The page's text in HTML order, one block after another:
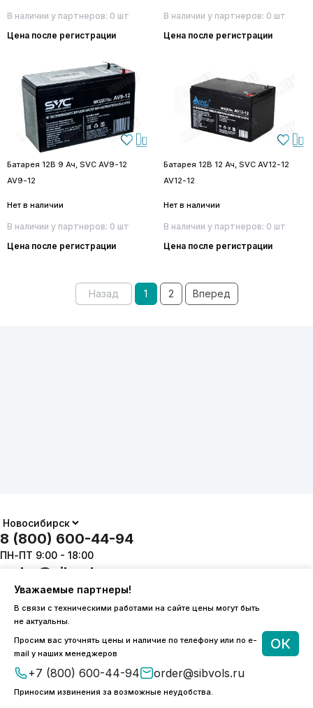
В наличии у партнеров: 0 шт
Цена после регистрации
В наличии у партнеров: 0 шт
Цена после регистрации
Батарея 12В 9 Ач, SVC AV9-12
AV9-12
Нет в наличии
В наличии у партнеров: 0 шт
Цена после регистрации
Батарея 12В 12 Ач, SVC AV12-12
AV12-12
Нет в наличии
В наличии у партнеров: 0 шт
Цена после регистрации
Назад 1 2 Вперед
Уважаемые партнеры!
В связи с техническими работами на сайте цены могут быть
не актуальны.
Просим вас уточнять цены и наличие по телефону или по e-
mail у наших менеджеров
+7 (800) 600-44-94 order@sibvols.ru
Приносим извинения за возможные неудобства.
ОК
8 (800) 600-44-94
ПН-ПТ 9:00 - 18:00
order@sibvols.ru
Каталог
Подписаться